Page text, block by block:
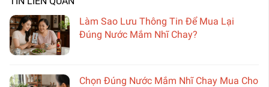
Làm Sao Lưu Thông Tin Để Mua Lại
Đúng Nước Mắm Nhĩ Chay?
Chọn Đúng Nước Mắm Nhĩ Chay Mua Cho